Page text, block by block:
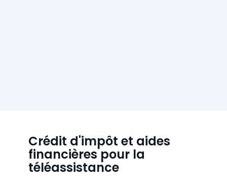
Crédit d'impôt et aides
financières pour la
téléassistance